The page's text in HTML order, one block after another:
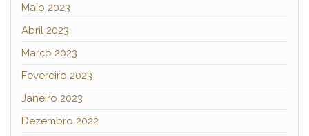
Maio 2023
Abril 2023
Março 2023
Fevereiro 2023
Janeiro 2023
Dezembro 2022